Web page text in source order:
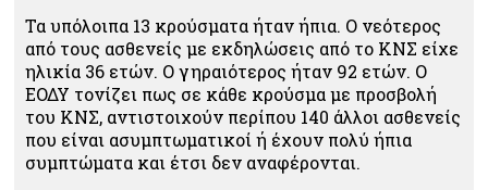
Τα υπόλοιπα 13 κρούσματα ήταν ήπια. Ο νεότερος
από τους ασθενείς με εκδηλώσεις από το ΚΝΣ είχε
ηλικία 36 ετών. Ο γηραιότερος ήταν 92 ετών. Ο
ΕΟΔΥ τονίζει πως σε κάθε κρούσμα με προσβολή
του ΚΝΣ, αντιστοιχούν περίπου 140 άλλοι ασθενείς
που είναι ασυμπτωματικοί ή έχουν πολύ ήπια
συμπτώματα και έτσι δεν αναφέρονται.